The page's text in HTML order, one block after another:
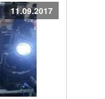
11.09.2017